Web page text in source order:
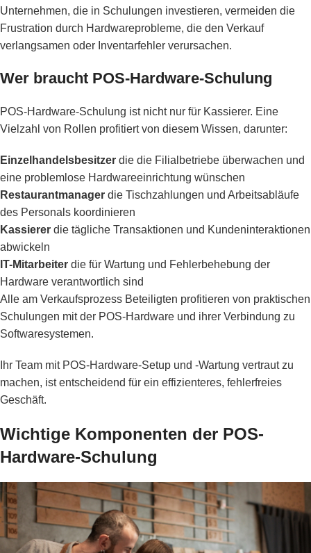
Unternehmen, die in Schulungen investieren, vermeiden die
Frustration durch Hardwareprobleme, die den Verkauf
verlangsamen oder Inventarfehler verursachen.
Wer braucht POS-Hardware-Schulung
POS-Hardware-Schulung ist nicht nur für Kassierer. Eine
Vielzahl von Rollen profitiert von diesem Wissen, darunter:
Einzelhandelsbesitzer die die Filialbetriebe überwachen und
eine problemlose Hardwareeinrichtung wünschen
Restaurantmanager die Tischzahlungen und Arbeitsabläufe
des Personals koordinieren
Kassierer die tägliche Transaktionen und Kundeninteraktionen
abwickeln
IT-Mitarbeiter die für Wartung und Fehlerbehebung der
Hardware verantwortlich sind
Alle am Verkaufsprozess Beteiligten profitieren von praktischen
Schulungen mit der POS-Hardware und ihrer Verbindung zu
Softwaresystemen.
Ihr Team mit POS-Hardware-Setup und -Wartung vertraut zu
machen, ist entscheidend für ein effizienteres, fehlerfreies
Geschäft.
Wichtige Komponenten der POS-
Hardware-Schulung